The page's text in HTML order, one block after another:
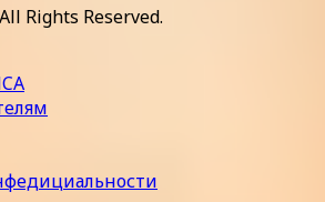
Rights Reserved.